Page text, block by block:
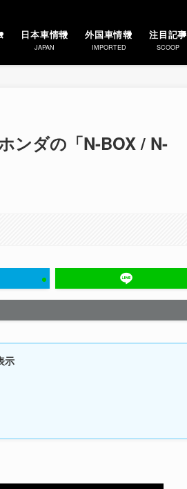
日本車情報
JAPAN
外国車情報
IMPORTED
注目記事
SCOOP
ンダの「N-BOX / N-
示